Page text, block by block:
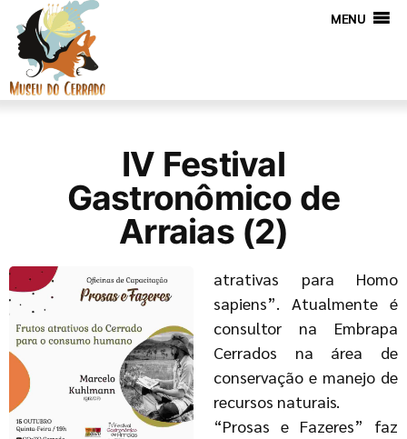
MENU
IV Festival
Gastronômico de
Arraias (2)
atrativas para Homo
sapiens”. Atualmente é
consultor na Embrapa
Cerrados na área de
conservação e manejo de
recursos naturais.
“Prosas e Fazeres” faz